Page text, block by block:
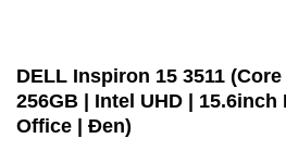
DELL Inspiron 15 3511 (Core
256GB | Intel UHD | 15.6inch
Office | Đen)